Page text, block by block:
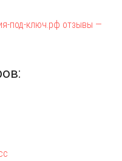
под-ключ.рф отзывы —